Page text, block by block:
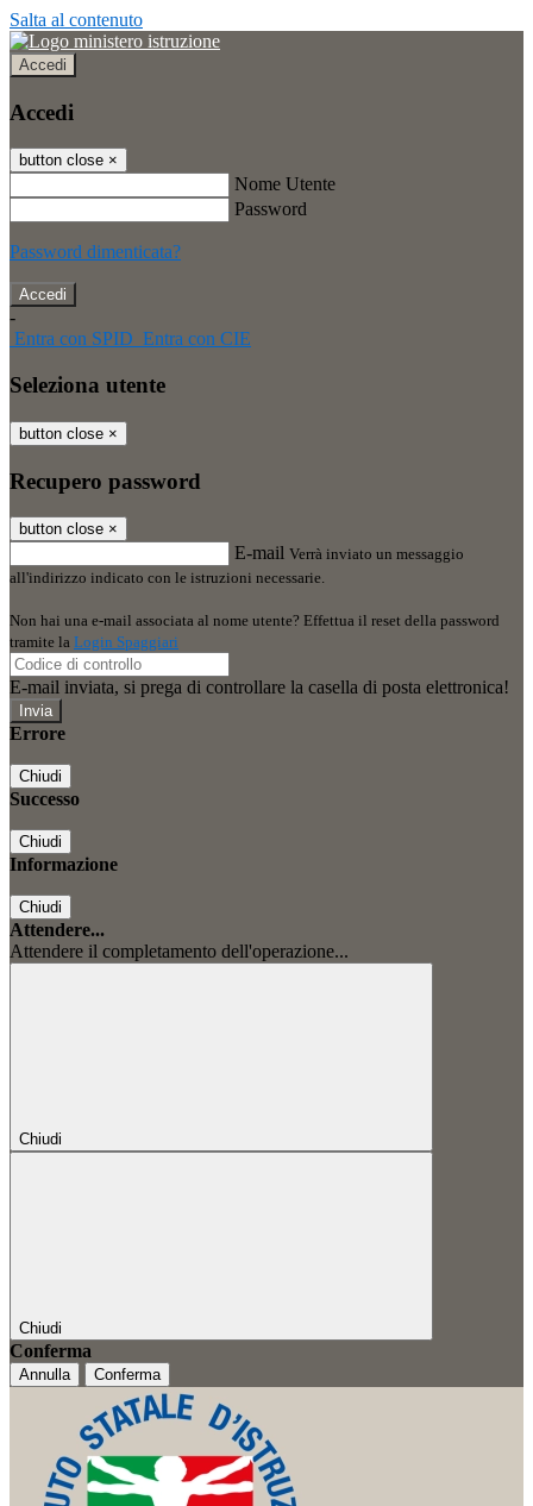
Salta al contenuto
Accedi
Accedi
button close ×
Nome Utente
Password
Password dimenticata?
-
Entra con SPID Entra con CIE
Seleziona utente
button close ×
Recupero password
button close ×
E-mail Verrà inviato un messaggio
all'indirizzo indicato con le istruzioni necessarie.
Non hai una e-mail associata al nome utente? Effettua il reset della password
tramite la Login Spaggiari
E-mail inviata, si prega di controllare la casella di posta elettronica!
Errore
Chiudi
Successo
Chiudi
Informazione
Chiudi
Attendere...
Attendere il completamento dell'operazione...
Chiudi
Chiudi
Conferma
Annulla Conferma